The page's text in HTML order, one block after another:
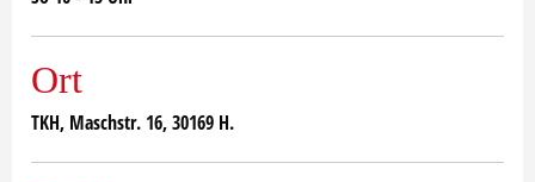
Ort
TKH, Maschstr. 16, 30169 H.